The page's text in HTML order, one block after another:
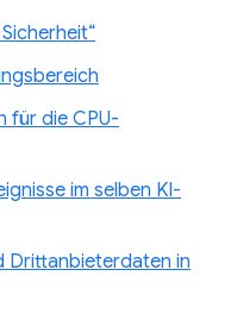
für die CPU-
im selben KI-
Drittanbieterdaten in